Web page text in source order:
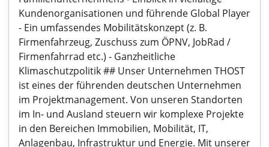
Kundenorganisationen und führende Global Player
- Ein umfassendes Mobilitätskonzept (z. B.
Firmenfahrzeug, Zuschuss zum ÖPNV, JobRad /
Firmenfahrrad etc.) - Ganzheitliche
Klimaschutzpolitik ## Unser Unternehmen THOST
ist eines der führenden deutschen Unternehmen
im Projektmanagement. Von unseren Standorten
im In- und Ausland steuern wir komplexe Projekte
in den Bereichen Immobilien, Mobilität, IT,
Anlagenbau, Infrastruktur und Energie. Mit unserer